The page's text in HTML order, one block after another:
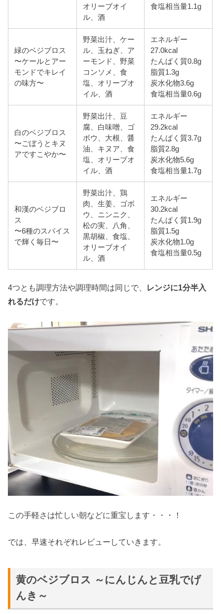
オリーブオイ
ル、酒
食塩相当量1.1g
緑のベジブロス
〜ケールとアー
モンドでキレイ
の味方〜
野菜出汁、ケー
ル、玉ねぎ、ア
ーモンド、野菜
コンソメ、食
塩、オリーブオ
イル、酒
エネルギー
27.0kcal
たんぱく質0.8g
脂質1.3g
炭水化物3.6g
食塩相当量0.6g
白のベジブロス
〜ごぼうとキヌ
アですこやか〜
野菜出汁、豆
腐、白味噌、ゴ
ボウ、大根、醤
油、キヌア、食
塩、オリーブオ
イル、酒
エネルギー
29.2kcal
たんぱく質3.7g
脂質2.8g
炭水化物5.6g
食塩相当量1.7g
和漢のベジブロ
ス
〜6種のスパイス
で輝く毎日〜
野菜出汁、鶏
肉、生姜、ゴボ
ウ、ニンニク、
松の実、八角、
黒胡椒、食塩、
オリーブオイ
ル、酒
エネルギー
30.2kcal
たんぱく質1.9g
脂質1.5g
炭水化物1.0g
食塩相当量0.5g
4つとも調理方法や調理時間は同じで、 レンジに1分半入
れるだけです。
この手軽さは忙しい朝などに重宝します・・・！
では、早速それぞれレビューしていきます。
黄のベジブロス ～にんじんと豆乳でげ
んき～